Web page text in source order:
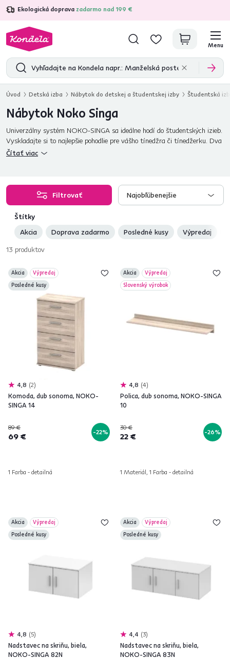
Ekologická doprava zadarmo nad 199 €
4,7 31 157overených produktových recenzií
Menu
Úvod Detská izba Nábytok do detskej a študentskej izby Študentská
Nábytok Noko Singa
Univerzálny systém NOKO-SINGA sa ideálne hodí do študentských izieb.
Vyskladajte si to najlepšie pohodlie pre vášho tínedžra či tínedžerku. Dva
odtiene: biela alebo dub sonoma.
Čítať viac
Filtrovať Najobľúbenejšie
Štítky
Akcia
Doprava zadarmo Posledné kusy Výpredaj
13 produktov
Akcia
Výpredaj
Posledné kusy
4,8 2
Komoda, dub sonoma, NOKO-
SINGA 14
89 €
69 € -22%
1 Farba - detailná
Akcia
Výpredaj
Slovenský výrobok
4,8 4
Polica, dub sonoma, NOKO-SINGA
10
30 €
22 € -26%
1 Materiál, 1 Farba - detailná
Akcia
Výpredaj
Posledné kusy
4,8 5
Nadstavec na skriňu, biela,
NOKO-SINGA 82N
Akcia
Výpredaj
Posledné kusy
4,4 3
Nadstavec na skriňu, biela,
NOKO-SINGA 83N